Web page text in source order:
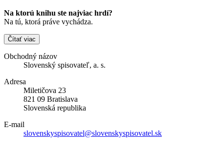
Na ktorú knihu ste najviac hrdí?
Na tú, ktorá práve vychádza.
Čítať viac
Obchodný názov
Slovenský spisovateľ, a. s.
Adresa
Miletičova 23
821 09 Bratislava
Slovenská republika
E-mail
slovenskyspisovatel@slovenskyspisovatel.sk